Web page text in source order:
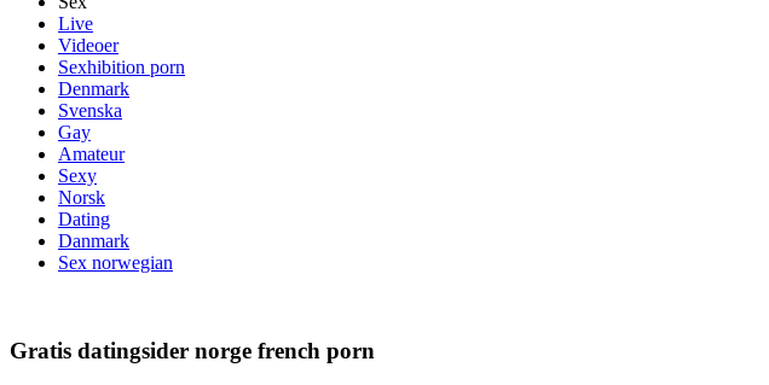
Live
Videoer
Sexhibition porn
Denmark
Svenska
Gay
Amateur
Sexy
Norsk
Dating
Danmark
Sex norwegian
Gratis datingsider norge french porn